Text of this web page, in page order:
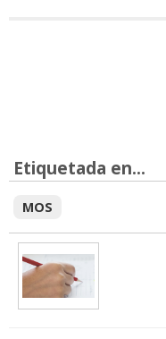
Etiquetada en...
MOS